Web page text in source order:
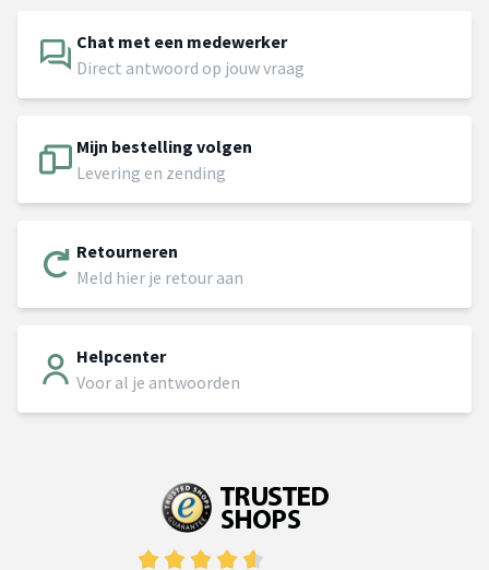
Chat met een medewerker
Direct antwoord op jouw vraag
Mijn bestelling volgen
Levering en zending
Retourneren
Meld hier je retour aan
Helpcenter
Voor al je antwoorden